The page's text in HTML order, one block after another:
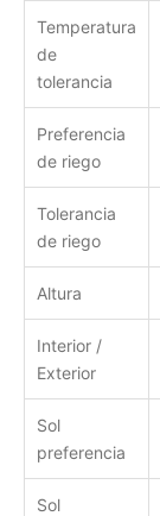
Temperatura
de
tolerancia
Preferencia
de riego
Tolerancia
de riego
Altura
Interior /
Exterior
Sol
preferencia
Sol